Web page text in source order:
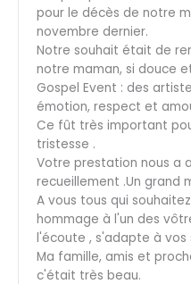
pour le décès de notre
novembre dernier.
Notre souhait était de
notre maman, si douce
Gospel Event : des
émotion, respect et
Ce fût très important
tristesse .
Votre prestation nous a
recueillement .Un grand
A vous tous qui
hommage à l'un des
l'écoute , s'adapte à
Ma famille, amis et
c'était très beau.